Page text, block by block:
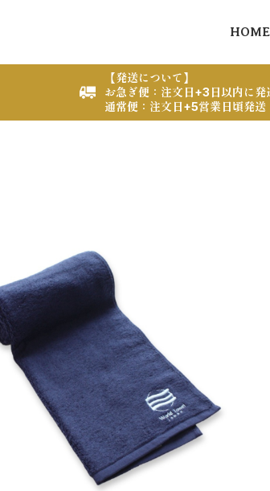
HOME
【発送について】
お急ぎ便：注文日+3日以内に発
通常便：注文日+5営業日頃発送